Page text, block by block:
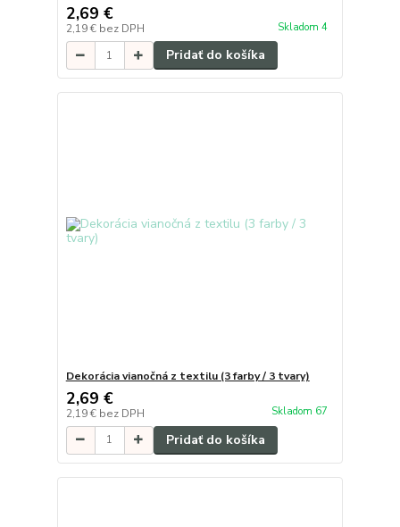
2,69 €
2,19 € bez DPH Skladom 4
Pridať do košíka
Dekorácia vianočná z textilu (3 farby / 3 tvary)
2,69 €
2,19 € bez DPH Skladom 67
Pridať do košíka